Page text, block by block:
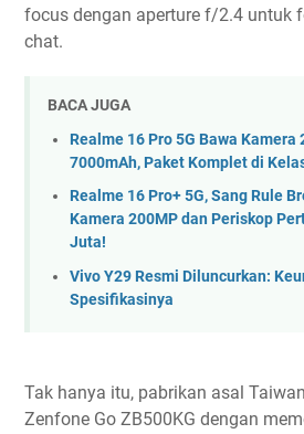
focus dengan aperture f/2.4 untuk
chat.
BACA JUGA
Realme 16 Pro 5G Bawa
7000mAh, Paket Komplet di
Realme 16 Pro+ 5G, Sang Rule
Kamera 200MP dan Periskop
Juta!
Vivo Y29 Resmi Diluncurkan:
Spesifikasinya
Tak hanya itu, pabrikan asal
Zenfone Go ZB500KG dengan